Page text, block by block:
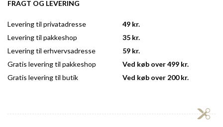
FRAGT OG LEVERING
Levering til privatadresse
Levering til pakkeshop
Levering til erhvervsadresse
Gratis levering til pakkeshop
Gratis levering til butik
49 kr.
35 kr.
59 kr.
Ved køb over 499 kr.
Ved køb over 200 kr.